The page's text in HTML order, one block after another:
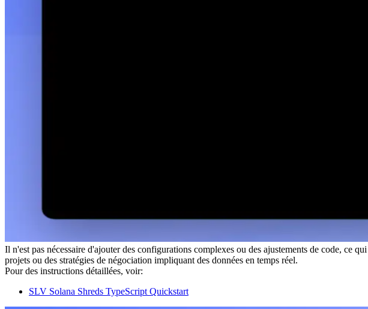
Il n'est pas nécessaire d'ajouter des configurations complexes ou des ajustements de code, ce
projets ou des stratégies de négociation impliquant des données en temps réel.
Pour des instructions détaillées, voir:
SLV Solana Shreds TypeScript Quickstart